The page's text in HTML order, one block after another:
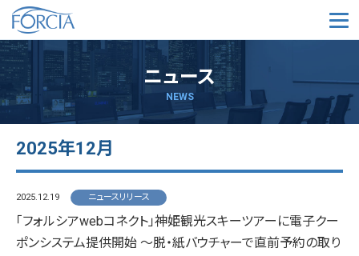
メ
ニュース
NEWS
2025年12月
2025.12.19 ニュースリリース
「フォルシアwebコネクト」神姫観光スキーツアーに電子クー
ポンシステム提供開始 〜脱・紙バウチャーで直前予約の取り